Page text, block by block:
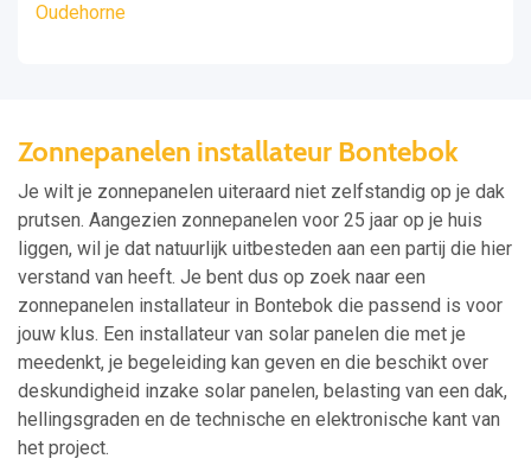
Oudehorne
Zonnepanelen installateur Bontebok
Je wilt je zonnepanelen uiteraard niet zelfstandig op je dak
prutsen. Aangezien zonnepanelen voor 25 jaar op je huis
liggen, wil je dat natuurlijk uitbesteden aan een partij die hier
verstand van heeft. Je bent dus op zoek naar een
zonnepanelen installateur in Bontebok die passend is voor
jouw klus. Een installateur van solar panelen die met je
meedenkt, je begeleiding kan geven en die beschikt over
deskundigheid inzake solar panelen, belasting van een dak,
hellingsgraden en de technische en elektronische kant van
het project.